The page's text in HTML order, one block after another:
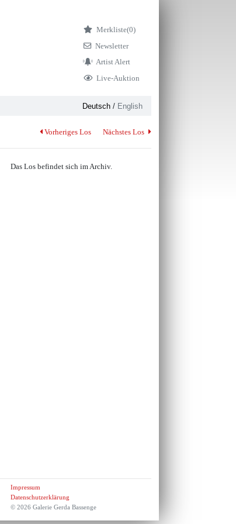
Merkliste(0)
Newsletter
Artist Alert
Live-Auktion
Deutsch/ English
Vorheriges Los Nächstes Los
Das Los befindet sich im Archiv.
Impressum
Datenschutzerklärung
© 2026 Galerie Gerda Bassenge